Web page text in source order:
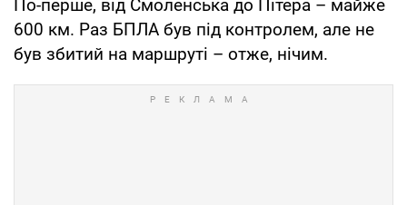
По-перше, від Смоленська до Пітера – майже
600 км. Раз БПЛА був під контролем, але не
був збитий на маршруті – отже, нічим.